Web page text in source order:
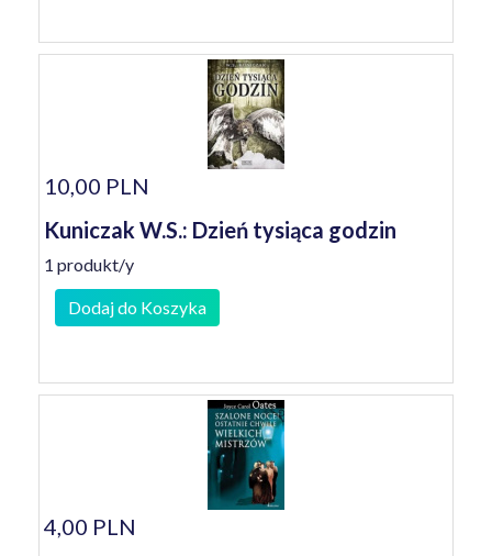
10,00 PLN
Kuniczak W.S.: Dzień tysiąca godzin
1 produkt/y
Dodaj do Koszyka
4,00 PLN